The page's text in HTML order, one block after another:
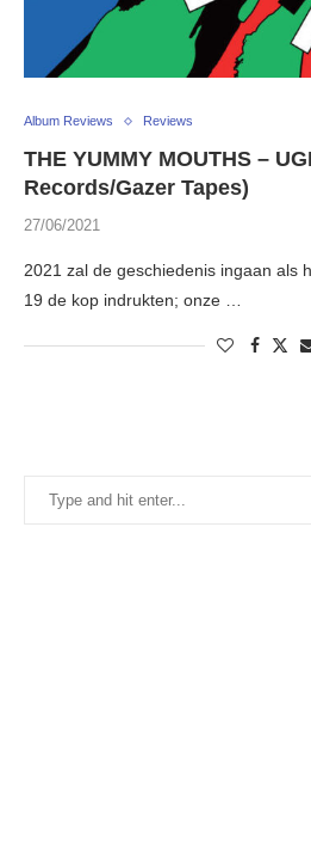
Album Reviews Reviews
THE YUMMY MOUTHS –
Records/Gazer Tapes)
27/06/2021
2021 zal de geschiedenis ingaan als
19 de kop indrukten; onze …